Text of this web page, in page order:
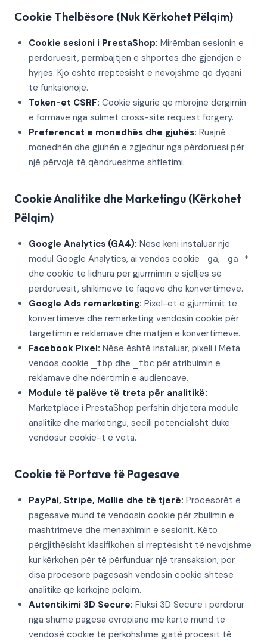
Cookie Thelbësore (Nuk Kërkohet Pëlqim)
Cookie sesioni i PrestaShop: Mirëmban sesionin e
përdoruesit, përmbajtjen e shportës dhe gjendjen e
hyrjes. Kjo është rreptësisht e nevojshme që dyqani
të funksionojë.
Token-et CSRF: Cookie sigurie që mbrojnë dërgimin
e formave nga sulmet cross-site request forgery.
Preferencat e monedhës dhe gjuhës: Ruajnë
monedhën dhe gjuhën e zgjedhur nga përdoruesi për
një përvojë të qëndrueshme shfletimi.
Cookie Analitike dhe Marketingu (Kërkohet
Pëlqim)
Google Analytics (GA4): Nëse keni instaluar një
modul Google Analytics, ai vendos cookie
_ga, _ga_*
dhe cookie të lidhura për gjurmimin e sjelljes së
përdoruesit, shikimeve të faqeve dhe konvertimeve.
Google Ads remarketing: Pixel-et e gjurmimit të
konvertimeve dhe remarketing vendosin cookie për
targetimin e reklamave dhe matjen e konvertimeve.
Facebook Pixel: Nëse është instaluar, pixeli i Meta
vendos cookie
_fbp dhe _fbc për atribuimin e
reklamave dhe ndërtimin e audiencave.
Module të palëve të treta për analitikë:
Marketplace i PrestaShop përfshin dhjetëra module
analitike dhe marketingu, secili potencialisht duke
vendosur cookie-t e veta.
Cookie të Portave të Pagesave
PayPal, Stripe, Mollie dhe të tjerë: Procesorët e
pagesave mund të vendosin cookie për zbulimin e
mashtrimeve dhe menaxhimin e sesionit. Këto
përgjithësisht klasifikohen si rreptësisht të nevojshme
kur kërkohen për të përfunduar një transaksion, por
disa procesorë pagesash vendosin cookie shtesë
analitike që kërkojnë pëlqim.
Autentikimi 3D Secure: Fluksi 3D Secure i përdorur
nga shumë pagesa evropiane me kartë mund të
vendosë cookie të përkohshme gjatë procesit të